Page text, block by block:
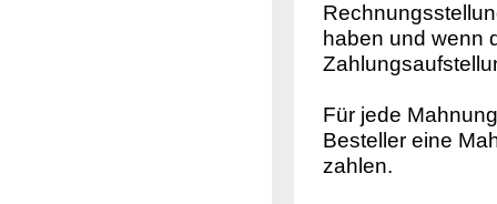
haben und wenn
Für jede
Besteller eine
zahlen.